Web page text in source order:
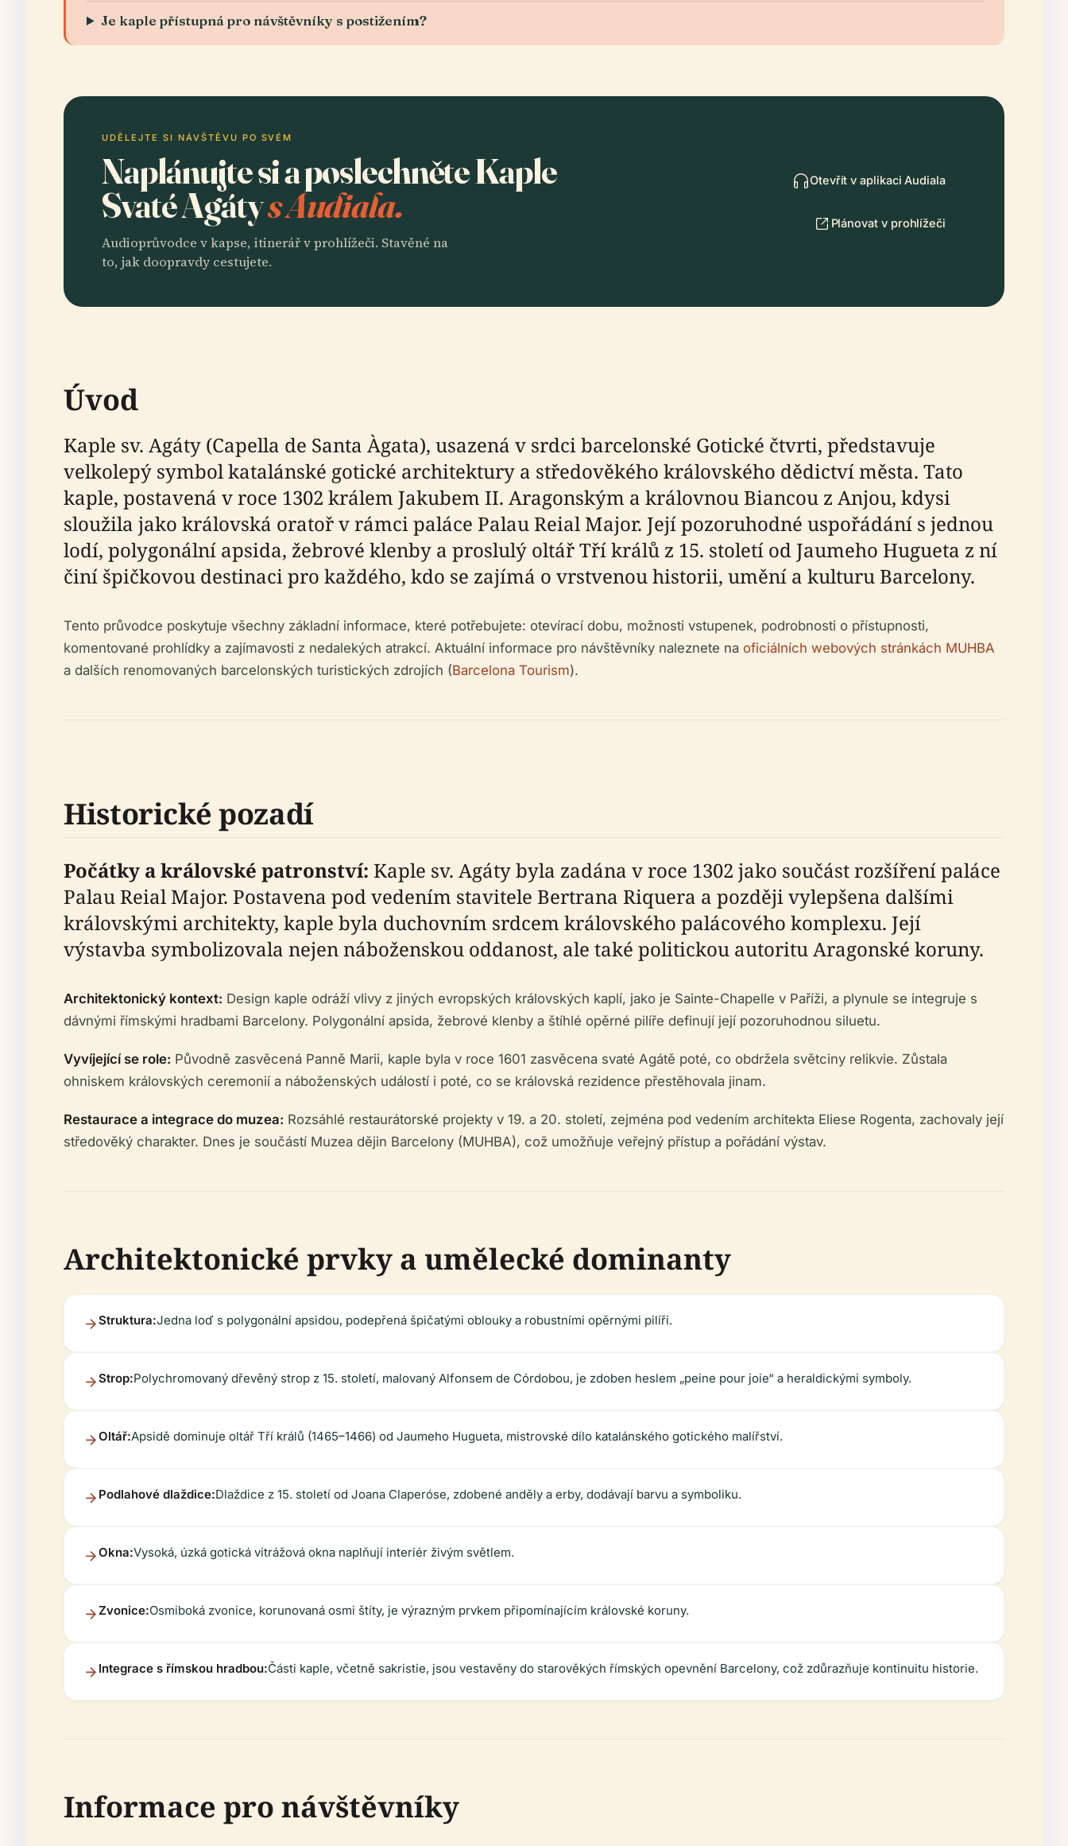
Je kaple přístupná pro návštěvníky s postižením?
UDĚLEJTE SI NÁVŠTĚVU PO SVÉM
Naplánujte si a poslechněte Kaple
Svaté Agátys Audiala.
Audioprůvodce v kapse, itinerář v prohlížeči. Stavěné na
to, jak doopravdy cestujete.
Otevřít v aplikaci Audiala
Plánovat v prohlížeči
Úvod
Kaple sv. Agáty (Capella de Santa Àgata), usazená v srdci barcelonské Gotické čtvrti, představuje
velkolepý symbol katalánské gotické architektury a středověkého královského dědictví města. Tato
kaple, postavená v roce 1302 králem Jakubem II. Aragonským a královnou Biancou z Anjou, kdysi
sloužila jako královská oratoř v rámci paláce Palau Reial Major. Její pozoruhodné uspořádání s jednou
lodí, polygonální apsida, žebrové klenby a proslulý oltář Tří králů z 15. století od Jaumeho Hugueta z ní
činí špičkovou destinaci pro každého, kdo se zajímá o vrstvenou historii, umění a kulturu Barcelony.
Tento průvodce poskytuje všechny základní informace, které potřebujete: otevírací dobu, možnosti vstupenek, podrobnosti o přístupnosti,
komentované prohlídky a zajímavosti z nedalekých atrakcí. Aktuální informace pro návštěvníky naleznete na oficiálních webových stránkách MUHBA
a dalších renomovaných barcelonských turistických zdrojích (Barcelona Tourism).
Historické pozadí
Počátky a královské patronství: Kaple sv. Agáty byla zadána v roce 1302 jako součást rozšíření paláce
Palau Reial Major. Postavena pod vedením stavitele Bertrana Riquera a později vylepšena dalšími
královskými architekty, kaple byla duchovním srdcem královského palácového komplexu. Její
výstavba symbolizovala nejen náboženskou oddanost, ale také politickou autoritu Aragonské koruny.
Architektonický kontext: Design kaple odráží vlivy z jiných evropských královských kaplí, jako je Sainte-Chapelle v Paříži, a plynule se integruje s
dávnými římskými hradbami Barcelony. Polygonální apsida, žebrové klenby a štíhlé opěrné pilíře definují její pozoruhodnou siluetu.
Vyvíjející se role: Původně zasvěcená Panně Marii, kaple byla v roce 1601 zasvěcena svaté Agátě poté, co obdržela světciny relikvie. Zůstala
ohniskem královských ceremonií a náboženských událostí i poté, co se královská rezidence přestěhovala jinam.
Restaurace a integrace do muzea: Rozsáhlé restaurátorské projekty v 19. a 20. století, zejména pod vedením architekta Eliese Rogenta, zachovaly její
středověký charakter. Dnes je součástí Muzea dějin Barcelony (MUHBA), což umožňuje veřejný přístup a pořádání výstav.
Architektonické prvky a umělecké dominanty
Struktura:Jedna loď s polygonální apsidou, podepřená špičatými oblouky a robustními opěrnými pilíři.
Strop:Polychromovaný dřevěný strop z 15. století, malovaný Alfonsem de Córdobou, je zdoben heslem „peine pour joie“ a heraldickými symboly.
Oltář:Apsidě dominuje oltář Tří králů (1465–1466) od Jaumeho Hugueta, mistrovské dílo katalánského gotického malířství.
Podlahové dlaždice:Dlaždice z 15. století od Joana Claperóse, zdobené anděly a erby, dodávají barvu a symboliku.
Okna:Vysoká, úzká gotická vitrážová okna naplňují interiér živým světlem.
Zvonice:Osmiboká zvonice, korunovaná osmi štíty, je výrazným prvkem připomínajícím královské koruny.
Integrace s římskou hradbou:Části kaple, včetně sakristie, jsou vestavěny do starověkých římských opevnění Barcelony, což zdůrazňuje kontinuitu historie.
Informace pro návštěvníky